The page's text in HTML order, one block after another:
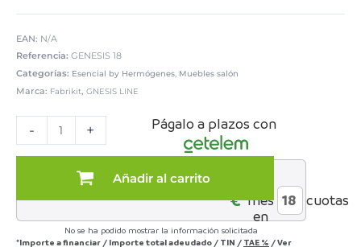
EAN: N/A
Referencia: GENESIS 18
Categorías: Esencial by Hermógenes, Muebles salón
Marca: Fabrikit, GNESIS LINE
-
blanco
mate/naturale
vitrina
cantidad
+
Añadir al carrito
Págalo a plazos con
€*mes
en
cuotas
No se ha podido mostrar la información solicitada
*Importe a financiar / Importe total adeudado / TIN / TAE % /Ver